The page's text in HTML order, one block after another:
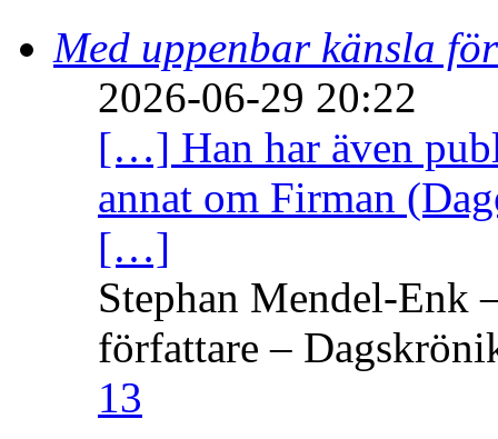
Med uppenbar känsla
2026-06-29 20:22
[…] Han har även
annat om Firman
[…]
Stephan Mendel-Enk
författare –
13